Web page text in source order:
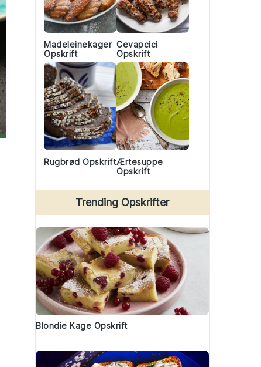
Madeleinekager
Opskrift
Cevapcici
Opskrift
Rugbrød OpskriftÆrtesuppe
Opskrift
Trending Opskrifter
Blondie Kage Opskrift